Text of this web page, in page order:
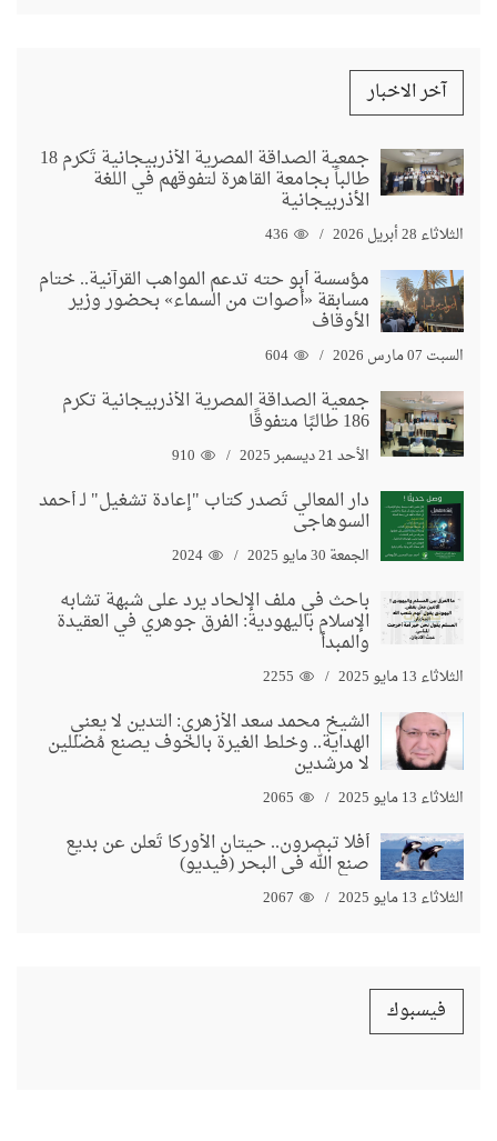
آخر الاخبار
جمعية الصداقة المصرية الأذربيجانية تُكرم 18
طالباً بجامعة القاهرة لتفوقهم في اللغة
الأذربيجانية
الثلاثاء 28 أبريل 2026 436
مؤسسة أبو حته تدعم المواهب القرآنية.. ختام
مسابقة «أصوات من السماء» بحضور وزير
الأوقاف
السبت 07 مارس 2026 604
جمعية الصداقة المصرية الأذربيجانية تكرم
186 طالبًا متفوقًا
الأحد 21 ديسمبر 2025 910
دار المعالي تُصدر كتاب "إعادة تشغيل" لـ أحمد
السوهاجي
الجمعة 30 مايو 2025 2024
باحث في ملف الإلحاد يرد على شبهة تشابه
الإسلام باليهودية: الفرق جوهري في العقيدة
والمبدأ
الثلاثاء 13 مايو 2025 2255
الشيخ محمد سعد الأزهري: التدين لا يعني
الهداية.. وخلط الغيرة بالخوف يصنع مُضللين
لا مرشدين
الثلاثاء 13 مايو 2025 2065
أفلا تبصرون.. حيتان الأوركا تُعلن عن بديع
صنع الله في البحر (فيديو)
الثلاثاء 13 مايو 2025 2067
فيسبوك